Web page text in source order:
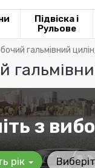
Підвіска і
Рульове
гальмівний
з
рік